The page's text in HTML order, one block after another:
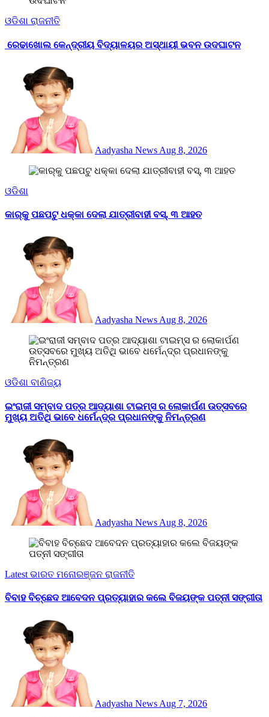
ଓଡିଶା ରାଜନୀତି
ରେଢାଖୋଲ କେନ୍ଦ୍ରୀୟ ବିଦ୍ୟାଳୟର ଅସ୍ଥାୟୀ ଭବନ ଉଦଘାଟନ
Aadyasha News Aug 8, 2026
ଓଡିଶା
କାର୍‌କୁ ପଛପଟୁ ଧକ୍କା ଦେଲା ଯାତ୍ରୀବାହୀ ବସ୍‌, ୩ ଆହତ
Aadyasha NewsAug 8, 2026
ଓଡିଶା ବାଣିଜ୍ୟ
ଇଂରାଜୀ ସମ୍ବାଦ ପତ୍ର ଆଦ୍ୟାଶା ଟାଇମ୍ସ ର ଲୋକାର୍ପଣ ଉତ୍ସବରେ
ମୁଖ୍ୟ ଅତିଥି ଭାବେ ଧର୍ମେନ୍ଦ୍ର ପ୍ରଧାନଙ୍କୁ ନିମନ୍ତ୍ରଣ
Aadyasha News Aug 8, 2026
Latest ଭାରତ ମନୋରଞ୍ଜନ ରାଜନୀତି
ବିବାହ ବିଚ୍ଛେଦ ଆବେଦନ ପ୍ରତ୍ୟାହାର କଲେ ବିଜୟଙ୍କ ପତ୍ନୀ ସଙ୍ଗୀତା
Aadyasha News Aug 7, 2026